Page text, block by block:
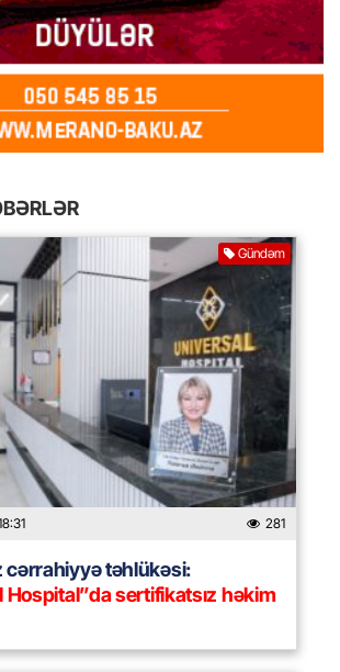
Gündəm
281
cərrahiyyə təhlükəsi:
Hospital”da sertifikatsız həkim